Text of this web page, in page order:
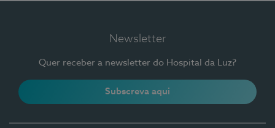
Newsletter
Quer receber a newsletter do Hospital da Luz?
Subscreva aqui